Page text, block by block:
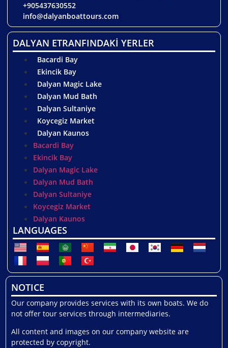
+905437630552
info@dalyanboattours.com
DALYAN ETRANFINDAKİ YERLER
Bacardi Bay
Ekincik Bay
Dalyan Magic Lake
Dalyan Mud Bath
Dalyan Sultaniye
Koycegiz Market
Dalyan Kaunos
Bacardi Bay
Ekincik Bay
Dalyan Magic Lake
Dalyan Mud Bath
Dalyan Sultaniye
Koycegiz Market
Dalyan Kaunos
LANGUAGES
NOTICE
Our company provides services with its own boats. We do
not offer tour services through intermediaries.
All content and images on our company website are
protected by copyright.